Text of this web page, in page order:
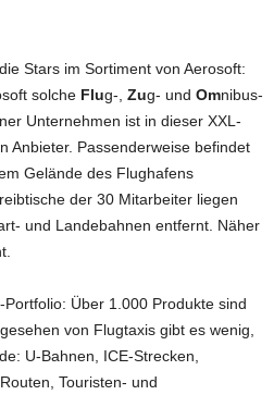
Stars im Sortiment von Aerosoft:
solche Flug-, Zug- und Omnibus-
Unternehmen ist in dieser XXL-
Anbieter. Passenderweise befindet
Gelände des Flughafens
der 30 Mitarbeiter liegen
und Landebahnen entfernt. Näher
Über 1.000 Produkte sind
von Flugtaxis gibt es wenig,
U-Bahnen, ICE-Strecken,
Touristen- und